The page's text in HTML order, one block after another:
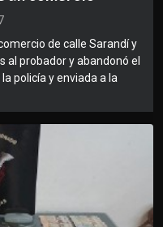
de calle Sarandí y
al probador y abandonó el
policía y enviada a la